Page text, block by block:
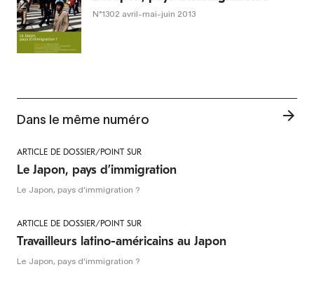
N°1302 avril-mai-juin 2013
Dans le même numéro
ARTICLE DE DOSSIER/POINT SUR
Le Japon, pays d’immigration
Le Japon, pays d'immigration ?
ARTICLE DE DOSSIER/POINT SUR
Travailleurs latino-américains au Japon
Le Japon, pays d'immigration ?